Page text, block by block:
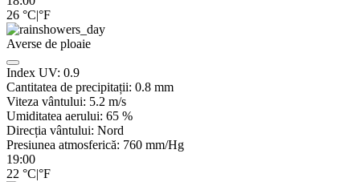
26 °C|°F
Averse de ploaie
Index UV: 0.9
Cantitatea de precipitații: 0.8 mm
Viteza vântului: 5.2 m/s
Umiditatea aerului: 65 %
Direcția vântului: Nord
Presiunea atmosferică: 760 mm/Hg
19:00
22 °C|°F